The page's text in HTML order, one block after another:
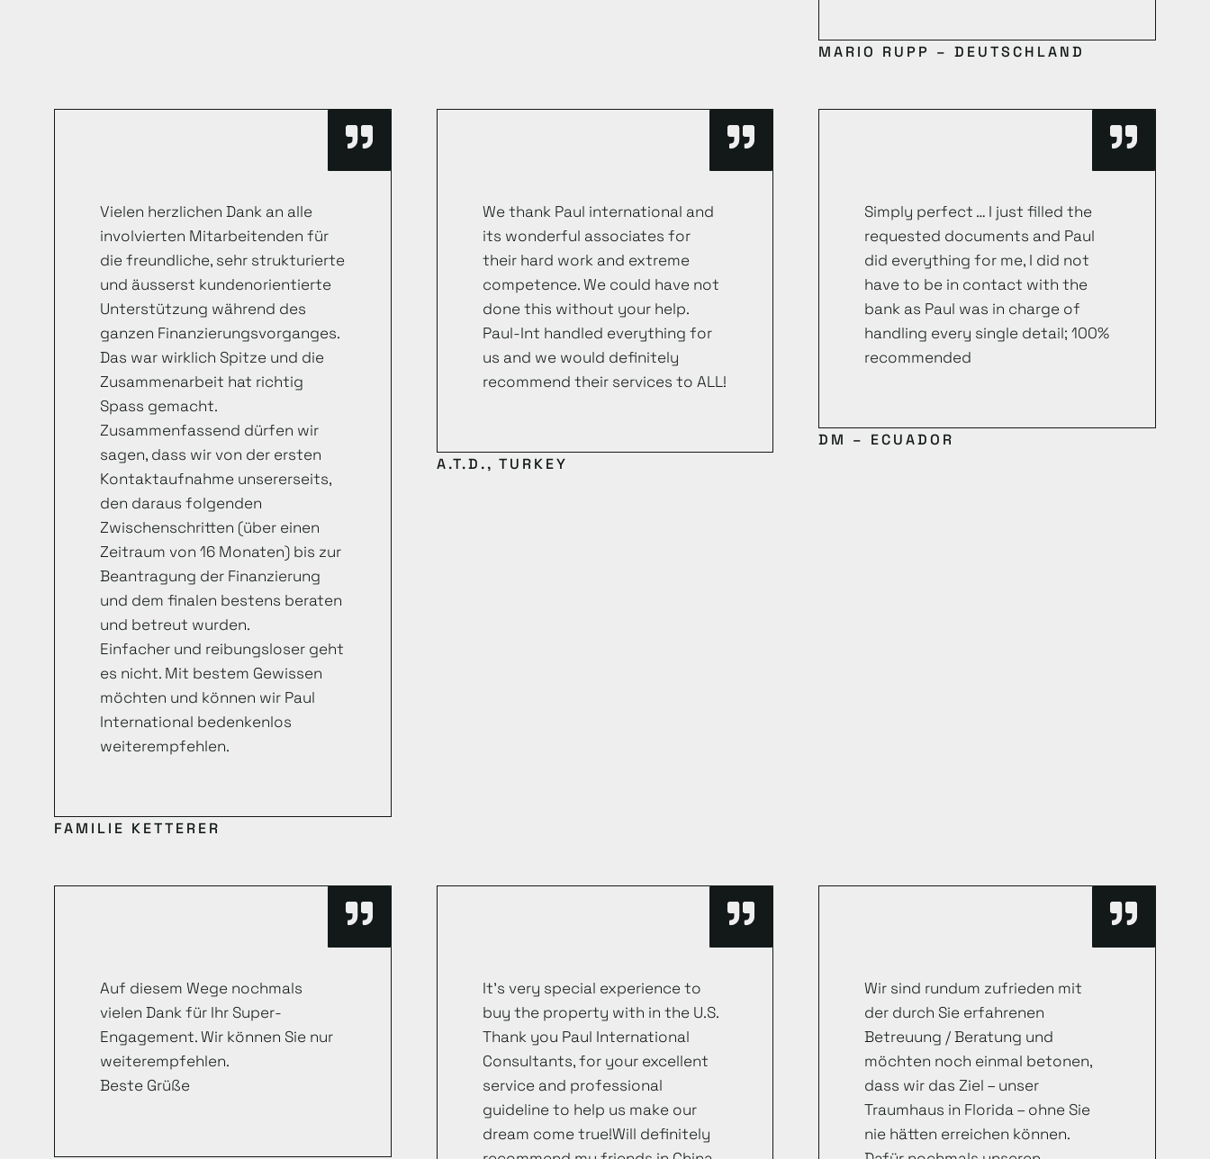
MARIO RUPP – DEUTSCHLAND
Vielen herzlichen Dank an alle
involvierten Mitarbeitenden für
die freundliche, sehr strukturierte
und äusserst kundenorientierte
Unterstützung während des
ganzen Finanzierungsvorganges.
Das war wirklich Spitze und die
Zusammenarbeit hat richtig
Spass gemacht.
Zusammenfassend dürfen wir
sagen, dass wir von der ersten
Kontaktaufnahme unsererseits,
den daraus folgenden
Zwischenschritten (über einen
Zeitraum von 16 Monaten) bis zur
Beantragung der Finanzierung
und dem finalen bestens beraten
und betreut wurden.
Einfacher und reibungsloser geht
es nicht. Mit bestem Gewissen
möchten und können wir Paul
International bedenkenlos
weiterempfehlen.
FAMILIE KETTERER
We thank Paul international and
its wonderful associates for
their hard work and extreme
competence. We could have not
done this without your help.
Paul-Int handled everything for
us and we would definitely
recommend their services to ALL!
A.T.D., TURKEY
Simply perfect … I just filled the
requested documents and Paul
did everything for me, I did not
have to be in contact with the
bank as Paul was in charge of
handling every single detail; 100%
recommended
DM – ECUADOR
Auf diesem Wege nochmals
vielen Dank für Ihr Super-
Engagement. Wir können Sie nur
weiterempfehlen.
Beste Grüße
It’s very special experience to
buy the property with in the U.S.
Thank you Paul International
Consultants, for your excellent
service and professional
guideline to help us make our
dream come true!Will definitely
Wir sind rundum zufrieden mit
der durch Sie erfahrenen
Betreuung / Beratung und
möchten noch einmal betonen,
dass wir das Ziel – unser
Traumhaus in Florida – ohne Sie
nie hätten erreichen können.